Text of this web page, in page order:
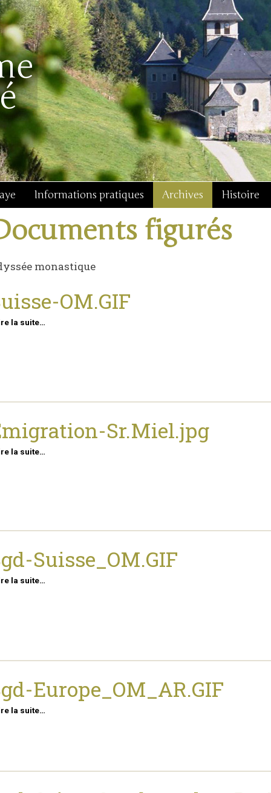
Informations pratiques Archives Histoire
figurés
monastique
OM.GIF
la suite…
Sr.Miel.jpg
la suite…
Suisse_OM.GIF
la suite…
Europe_OM_AR.GIF
la suite…